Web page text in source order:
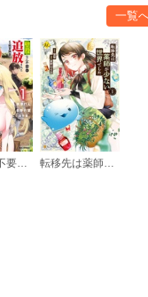
一覧
壁役など不要と追放されたＳ級冒険者、≪奴隷解放≫スキルを駆使して史上最強の国造り 転移先は薬師が少ない世界でした